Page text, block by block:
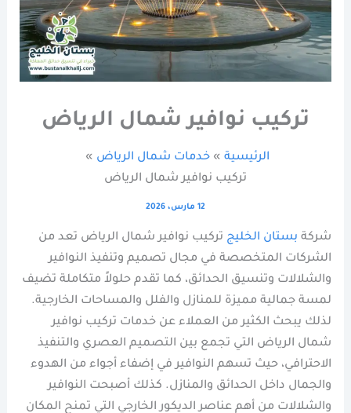
تركيب نوافير شمال الرياض
الرئيسية
خدمات شمال الرياض
تركيب نوافير شمال الرياض
12 مارس، 2026
شركة بستان الخليج تركيب نوافير شمال الرياض تعد من
الشركات المتخصصة في مجال تصميم وتنفيذ النوافير
والشلالات وتنسيق الحدائق، كما تقدم حلولاً متكاملة تضيف
لمسة جمالية مميزة للمنازل والفلل والمساحات الخارجية.
لذلك يبحث الكثير من العملاء عن خدمات تركيب نوافير
شمال الرياض التي تجمع بين التصميم العصري والتنفيذ
الاحترافي، حيث تسهم النوافير في إضفاء أجواء من الهدوء
والجمال داخل الحدائق والمنازل. كذلك أصبحت النوافير
والشلالات من أهم عناصر الديكور الخارجي التي تمنح المكان